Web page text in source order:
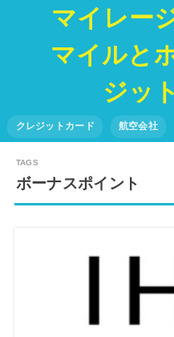
マイレー
マイルと
ジッ
クレジットカード 航空会社
ボーナスポイント